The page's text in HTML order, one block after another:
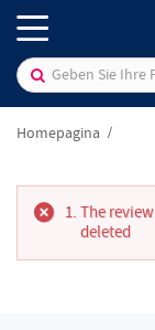
Homepagina
The
deleted